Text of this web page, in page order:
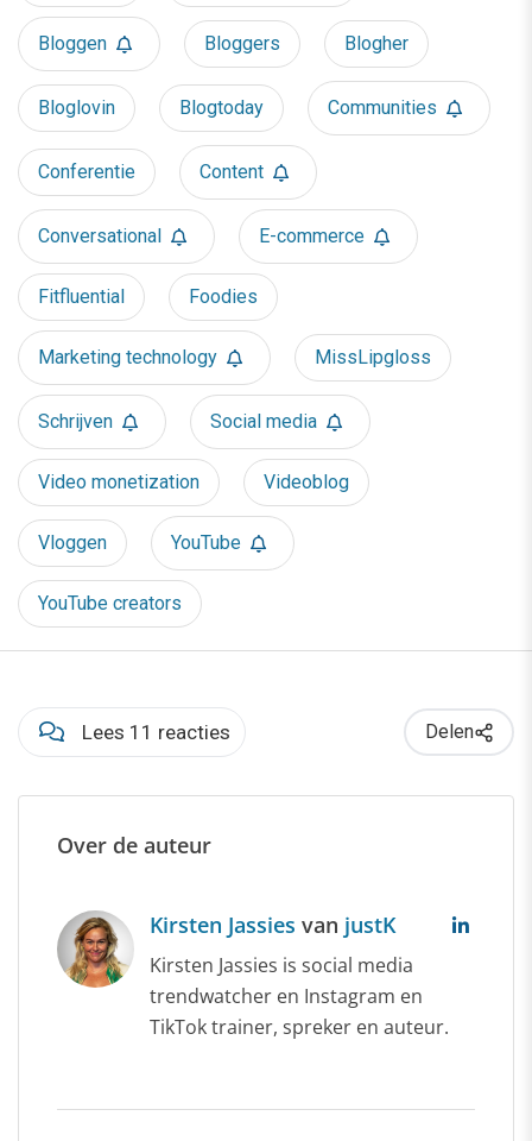
Bloggen Bloggers Blogher
Bloglovin Blogtoday Communities
Conferentie Content
Conversational E-commerce
Fitfluential Foodies
Marketing technology MissLipgloss
Schrijven Social media
Video monetization Videoblog
Vloggen YouTube
YouTube creators
Lees 11 reacties Delen
Over de auteur
Kirsten Jassies van justK
Kirsten Jassies is social media
trendwatcher en Instagram en
TikTok trainer, spreker en auteur.